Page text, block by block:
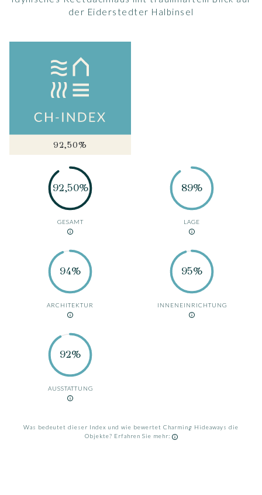
der Eiderstedter Halbinsel
92,50%
92,50%
GESAMT
89%
LAGE
94%
ARCHITEKTUR
95%
INNENEINRICHTUNG
92%
AUSSTATTUNG
Was bedeutet dieser Index und wie bewertet Charming Hideaways die
Objekte? Erfahren Sie mehr: